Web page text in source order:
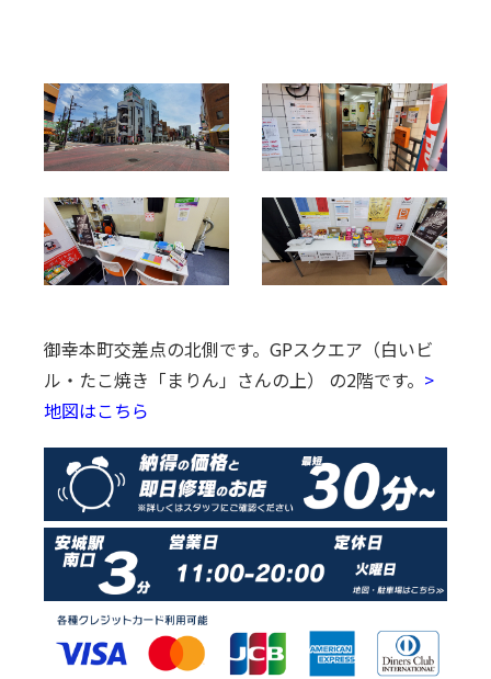
御幸本町交差点の北側です。 GPスクエア（白いビ
ル・たこ焼き「まりん」さんの上） の2階です。 >
地図はこちら